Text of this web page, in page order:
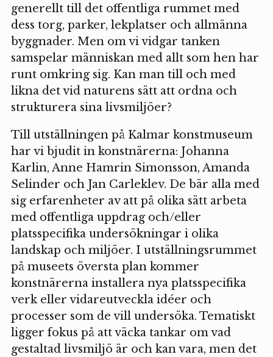
generellt till det offentliga rummet med
dess torg, parker, lekplatser och allmänna
byggnader. Men om vi vidgar tanken
samspelar människan med allt som hen har
runt omkring sig. Kan man till och med
likna det vid naturens sätt att ordna och
strukturera sina livsmiljöer?
Till utställningen på Kalmar konstmuseum
har vi bjudit in konstnärerna: Johanna
Karlin, Anne Hamrin Simonsson, Amanda
Selinder och Jan Carleklev. De bär alla med
sig erfarenheter av att på olika sätt arbeta
med offentliga uppdrag och/eller
platsspecifika undersökningar i olika
landskap och miljöer. I utställningsrummet
på museets översta plan kommer
konstnärerna installera nya platsspecifika
verk eller vidareutveckla idéer och
processer som de vill undersöka. Tematiskt
ligger fokus på att väcka tankar om vad
gestaltad livsmiljö är och kan vara, men det